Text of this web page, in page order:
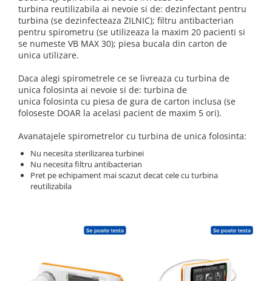
Echipamente de urgenta
Ecografe
Electrocardiografe
Unit ORL
Electroencefalografe
Exoftalmometre
Foroptere
Freze AlgerBrush II
Injectomate si infuzomate
Truse perfuzie
turbina reutilizabila ai nevoie si de: dezinfectant pentru
turbina (se dezinfecteaza ZILNIC); filtru antibacterian
pentru spirometru (se utilizeaza la maxim 20 pacienti si
se numeste VB MAX 30); piesa bucala din carton de
unica utilizare.
Daca alegi spirometrele ce se livreaza cu turbina de
unica folosinta ai nevoie si de: turbina de
unica folosinta cu piesa de gura de carton inclusa (se
foloseste DOAR la acelasi pacient de maxim 5 ori).
Avanatajele spirometrelor cu turbina de unica folosinta:
Nu necesita sterilizarea turbinei
Nu necesita filtru antibacterian
Pret pe echipament mai scazut decat cele cu turbina
reutilizabila